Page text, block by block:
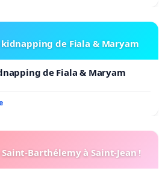
de Fiala & Maryam
de Fiala & Maryam
Barthélemy à Saint-Jean !